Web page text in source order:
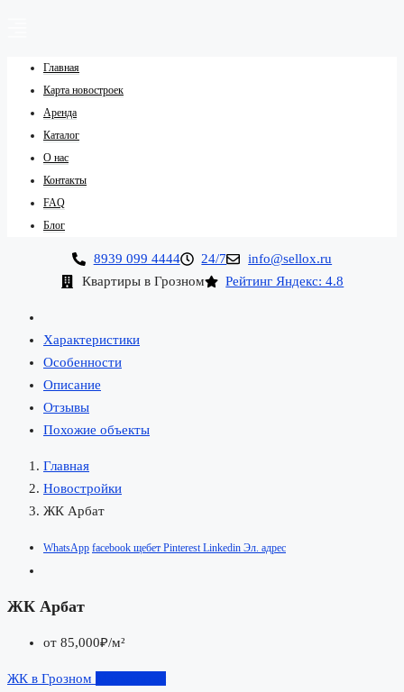
Главная
Карта новостроек
Аренда
Каталог
О нас
Контакты
FAQ
Блог
8939 099 4444 24/7
info@sellox.ru
Квартиры в Грозном
Рейтинг Яндекс: 4.8
Характеристики
Особенности
Описание
Отзывы
Похожие объекты
Главная
Новостройки
ЖК Арбат
WhatsApp facebook щебет Pinterest Linkedin Эл. адрес
ЖК Арбат
от 85,000₽/м²
ЖК в Грозном